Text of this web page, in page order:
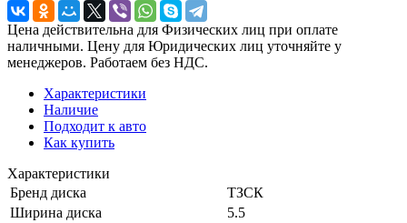
Цена действительна для Физических лиц при оплате
наличными. Цену для Юридических лиц уточняйте у
менеджеров. Работаем без НДС.
Характеристики
Наличие
Подходит к авто
Как купить
Характеристики
Бренд диска
ТЗСК
Ширина диска
5.5